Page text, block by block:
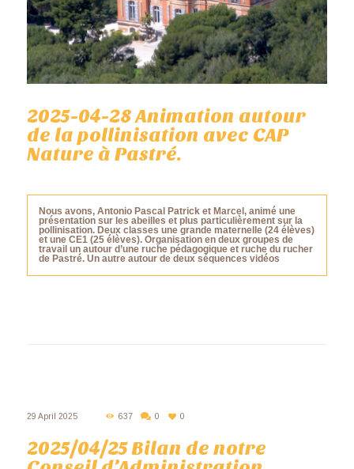
2025-04-28 Animation autour
de la pollinisation avec CAP
Nature à Pastré.
Nous avons, Antonio Pascal Patrick et Marcel, animé une
présentation sur les abeilles et plus particulièrement sur la
pollinisation. Deux classes une grande maternelle (24 élèves)
et une CE1 (25 élèves). Organisation en deux groupes de
travail un autour d’une ruche pédagogique et ruche du rucher
de Pastré. Un autre autour de deux séquences vidéos
29 April 2025 637 0 0
2025/04/25 Bilan de notre